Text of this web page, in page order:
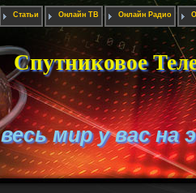
Статьи Онлайн ТВ Онлайн Радио
Спутниковое
весь мир у вас на